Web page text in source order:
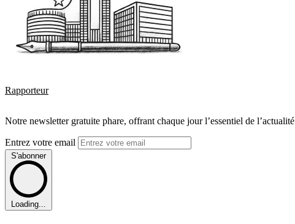
Rapporteur
Notre newsletter gratuite phare, offrant chaque jour l’essentiel de
Entrez votre email
S'abonner
Loading...